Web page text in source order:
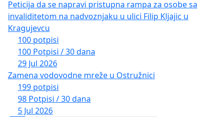
Peticija da se napravi pristupna rampa za osobe sa
invaliditetom na nadvoznjaku u ulici Filip Kljajic u
Kragujevcu
100 potpisi
100 Potpisi / 30 dana
29 Jul 2026
Zamena vodovodne mreže u Ostružnici
199 potpisi
98 Potpisi / 30 dana
5 Jul 2026